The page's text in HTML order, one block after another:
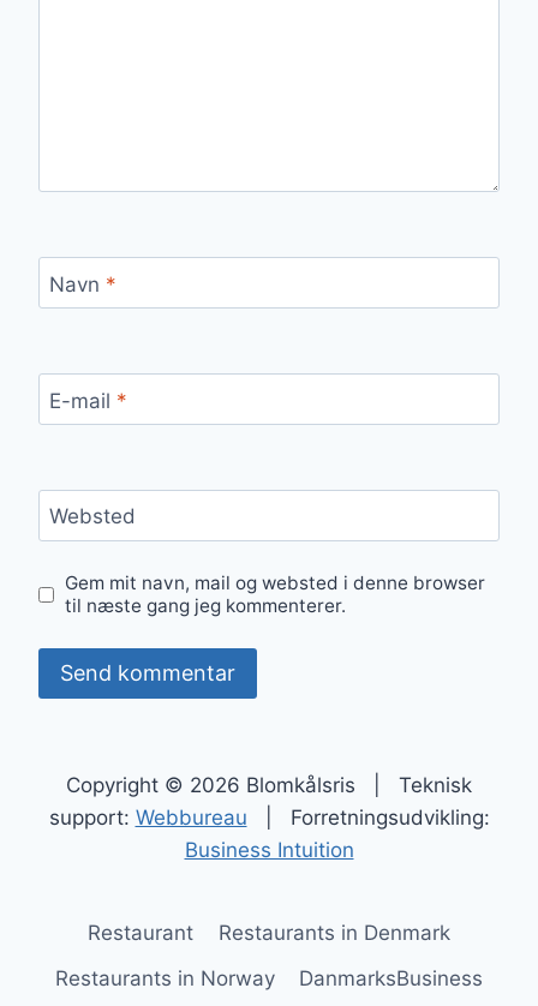
Navn *
E-mail *
Websted
Gem mit navn, mail og websted i denne browser
til næste gang jeg kommenterer.
Copyright © 2026 Blomkålsris | Teknisk
support: Webbureau | Forretningsudvikling:
Business Intuition
Restaurant
Restaurants in Denmark
Restaurants in Norway
DanmarksBusiness